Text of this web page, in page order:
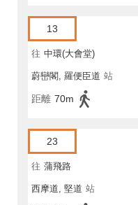
13
往 中環(大會堂)
蔚巒閣, 羅便臣道 站
距離 70m
23
往 蒲飛路
西摩道, 堅道 站